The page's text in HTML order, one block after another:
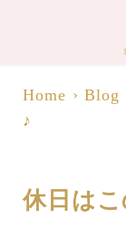
Home Blog
♪
休日は